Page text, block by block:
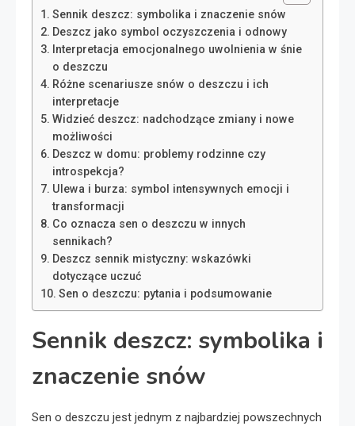
Sennik deszcz: symbolika i znaczenie snów
Deszcz jako symbol oczyszczenia i odnowy
Interpretacja emocjonalnego uwolnienia w śnie
o deszczu
Różne scenariusze snów o deszczu i ich
interpretacje
Widzieć deszcz: nadchodzące zmiany i nowe
możliwości
Deszcz w domu: problemy rodzinne czy
introspekcja?
Ulewa i burza: symbol intensywnych emocji i
transformacji
Co oznacza sen o deszczu w innych
sennikach?
Deszcz sennik mistyczny: wskazówki
dotyczące uczuć
Sen o deszczu: pytania i podsumowanie
Sennik deszcz: symbolika i
znaczenie snów
Sen o deszczu jest jednym z najbardziej powszechnych